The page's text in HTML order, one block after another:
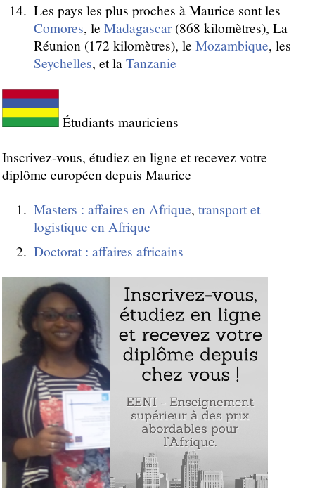
Les pays les plus proches à Maurice sont les
Comores, le Madagascar(868 kilomètres), La
Réunion (172 kilomètres), le Mozambique, les
Seychelles, et la Tanzanie
Étudiants mauriciens
Inscrivez-vous, étudiez en ligne et recevez votre
diplôme européen depuis Maurice
Masters : affaires en Afrique, transport et
logistique en Afrique
Doctorat : affaires africains